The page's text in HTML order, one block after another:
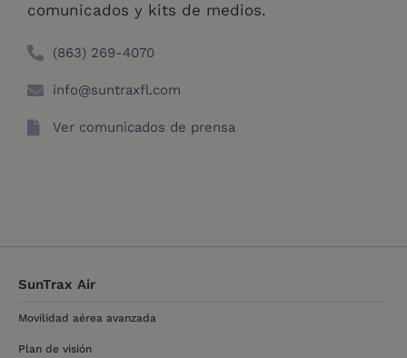
comunicados y kits de medios.
(863) 269-4070​
info@suntraxfl.com
Ver comunicados de prensa
SunTrax Air
Movilidad aérea avanzada
Plan de visión